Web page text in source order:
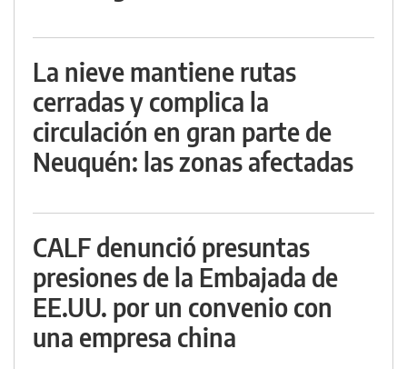
La nieve mantiene rutas
cerradas y complica la
circulación en gran parte de
Neuquén: las zonas afectadas
CALF denunció presuntas
presiones de la Embajada de
EE.UU. por un convenio con
una empresa china